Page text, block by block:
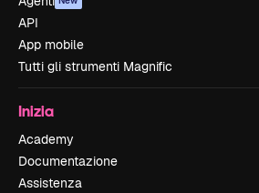
API
App mobile
Tutti gli strumenti Magnific
Inizia
Academy
Documentazione
Assistenza